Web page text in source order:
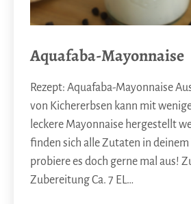
Aquafaba-Mayonnaise
Rezept: Aquafaba-Mayonnaise
von Kichererbsen kann mit
leckere Mayonnaise hergestellt
finden sich alle Zutaten in
probiere es doch gerne mal aus!
Zubereitung Ca. 7 EL…